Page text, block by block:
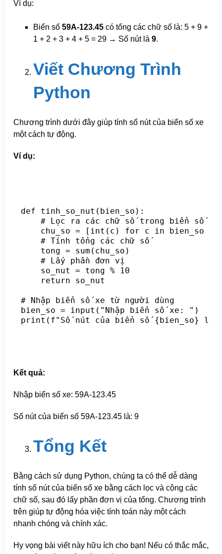
Ví dụ:
Biển số 59A-123.45có tổng các chữ số là: 5 + 9 +
1 + 2 + 3 + 4 + 5 = 29 → Số nút là 9.
Viết Chương Trình
Python
Chương trình dưới đây giúp tính số nút của biển số xe
một cách tự động.
Ví dụ:
def tinh_so_nut(bien_so):
    # Lọc ra các chữ số trong biển số
chu_so = [int(c) for c in bien_so if
    # Tính tổng các chữ số
    tong = sum(chu_so)
    # Lấy phần đơn vị
    so_nut = tong % 10
    return so_nut
# Nhập biển số xe từ người dùng
bien_so = input("Nhập biển số xe: ")
Kết quả:
Nhập biển số xe: 59A-123.45
Số nút của biển số 59A-123.45 là: 9
Tổng Kết
Bằng cách sử dụng Python, chúng ta có thể dễ dàng
tính số nút của biển số xe bằng cách lọc và cộng các
chữ số, sau đó lấy phần đơn vị của tổng. Chương trình
trên giúp tự động hóa việc tính toán này một cách
nhanh chóng và chính xác.
Hy vọng bài viết này hữu ích cho bạn! Nếu có thắc mắc,